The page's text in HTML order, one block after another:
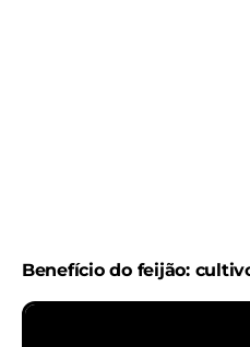
Benefício do feijão: